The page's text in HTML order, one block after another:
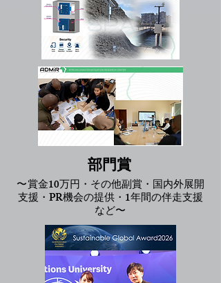
部門賞
〜賞金10万円・その他副賞・国内外展開
支援・PR機会の提供・1年間の伴走支援
など〜